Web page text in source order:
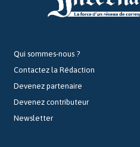
Qui sommes-nous ?
Contactez la Rédaction
Devenez partenaire
Devenez contributeur
Newsletter